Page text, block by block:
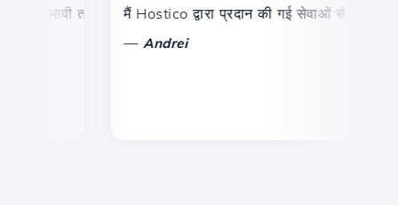
तकनीकी सहायता।मैं Hostico द्वारा प्रदान की गई सेवाओं से संतुष्ट हूं।
Andrei